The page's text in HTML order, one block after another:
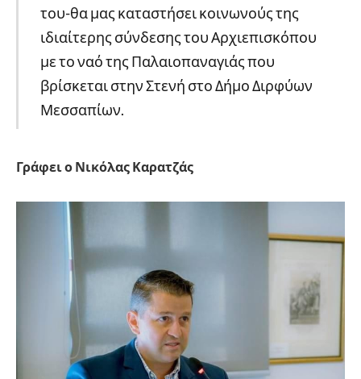
του-θα μας καταστήσει κοινωνούς της
ιδιαίτερης σύνδεσης του Αρχιεπισκόπου
με το ναό της Παλαιοπαναγιάς που
βρίσκεται στην Στενή στο Δήμο Διρφύων
Μεσσαπίων.
Γράφει ο Νικόλας Καρατζάς